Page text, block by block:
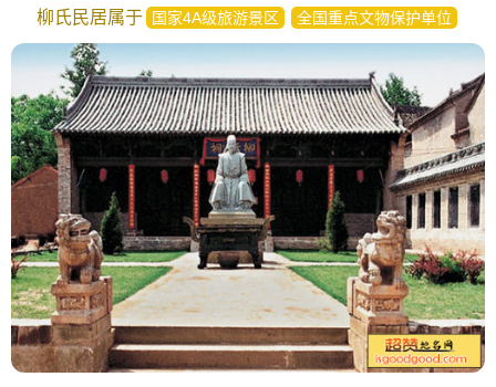
柳氏民居属于 国家4A级旅游景区 全国重点文物保护单位